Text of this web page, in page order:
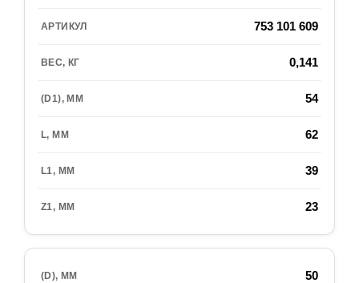
753 101 609
0,141
54
62
39
23
50